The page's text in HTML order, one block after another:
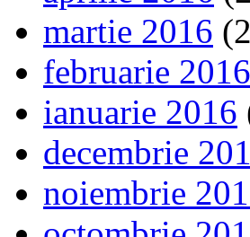
martie 2016
februarie 2016
ianuarie 2016
decembrie
noiembrie